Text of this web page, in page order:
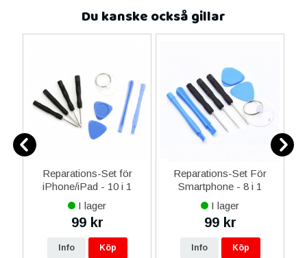
Du kanske också gillar
Reparations-Set för
iPhone/iPad - 10 i 1
I lager
99 kr
Info Köp
Reparations-Set För
Smartphone - 8 i 1
I lager
99 kr
Info Köp